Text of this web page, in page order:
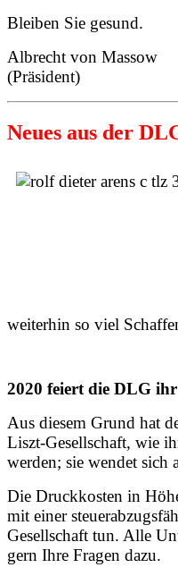
Bleiben Sie gesund.
Albrecht von
(Präsident)
Neues aus der
weiterhin so viel
2020 feiert die DLG
Aus diesem Grund hat
Liszt-Gesellschaft, wie
werden; sie wendet sich
Die Druckkosten in
mit einer
Gesellschaft tun. Alle
gern Ihre Fragen dazu.